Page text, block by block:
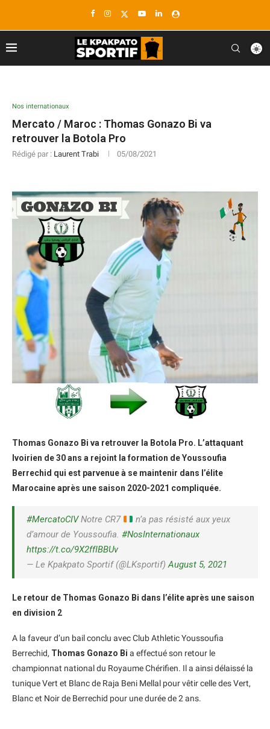
Nos internationaux
Mercato / Maroc : Thomas Gonazo Bi va
retrouver la Botola Pro
Rédigé par : Laurent Trabi 05/08/2021
Thomas Gonazo Bi va retrouver la Botola Pro. L’attaquant
Ivoirien de 30 ans a rejoint la formation de Youssoufia
Berrechid qui est parvenue à se maintenir dans l’élite
Marocaine après une saison 2020-2021 compliquée.
#MercatoCIVNotre CR7
n’a pas résisté aux yeux
d’amour de Youssoufia. #NosInternationaux
https://t.co/9X2ffIBBUv
— Le Kpakpato Sportif (@LKsportif)August 5, 2021
Le retour de Thomas Gonazo Bi dans l’élite après une saison
en division 2
A la faveur d’un bail conclu avec Club Athletic Youssoufia
Berrechid, Thomas Gonazo Bi a effectué son retour le
championnat national du Royaume Chérifien. Il a ainsi délaissé la
tunique Vert et Blanc de Raja Beni Mellal pour vêtir celle des Vert,
Blanc et Noir de Berrechid pour une durée de 2 ans.